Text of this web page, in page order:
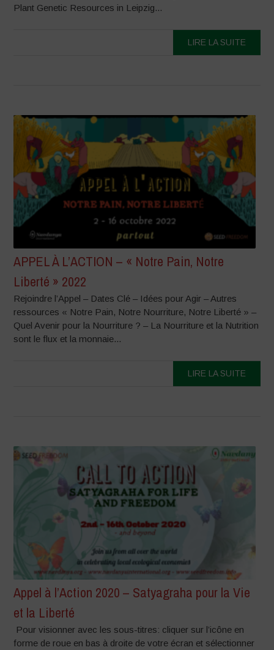
Plant Genetic Resources in Leipzig...
LIRE LA SUITE
APPEL À L’ACTION – « Notre Pain, Notre
Liberté » 2022
Rejoindre l’Appel – Dates Clé – Idées pour Agir – Autres
ressources « Notre Pain, Notre Nourriture, Notre Liberté » –
Quel Avenir pour la Nourriture ? – La Nourriture et la Nutrition
sont le flux et la monnaie...
LIRE LA SUITE
Appel à l’Action 2020 – Satyagraha pour la Vie
et la Liberté
Pour visionner avec les sous-titres: cliquer sur l’icône en
forme de roue en bas à droite de votre écran et sélectionner